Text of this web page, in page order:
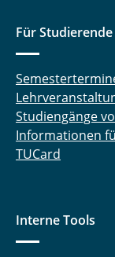
Für Studierende
Studiengänge
Informationen
TUCard
Interne Tools